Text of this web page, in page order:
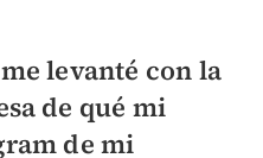
levanté con la
de qué mi
de mi